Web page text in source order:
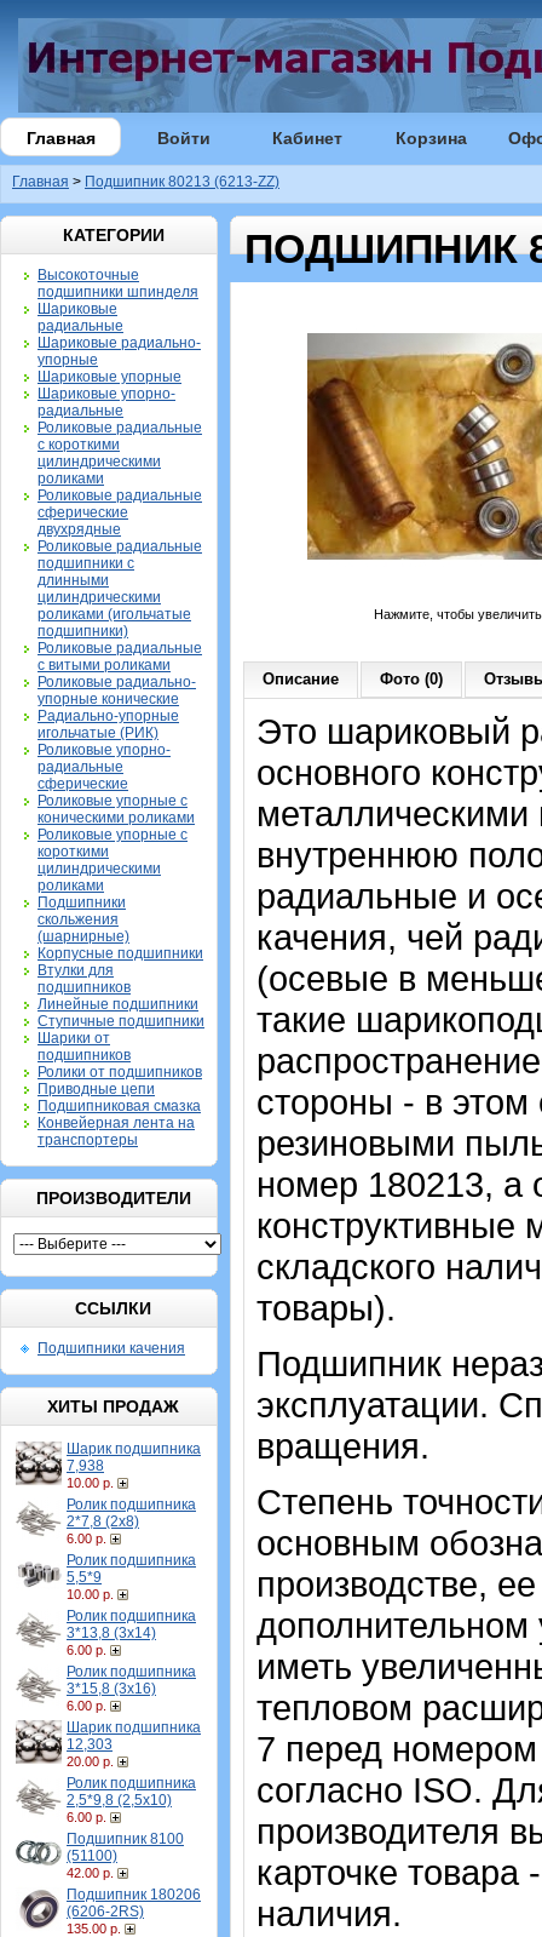
Главная Войти Кабинет Корзина
Главная > Подшипник 80213 (6213-ZZ)
КАТЕГОРИИ
Высокоточные
подшипники шпинделя
Шариковые
радиальные
Шариковые радиально-
упорные
Шариковые упорные
Шариковые упорно-
радиальные
Роликовые радиальные
с короткими
цилиндрическими
роликами
Роликовые радиальные
сферические
двухрядные
Роликовые радиальные
подшипники с
длинными
цилиндрическими
роликами (игольчатые
подшипники)
Роликовые радиальные
с витыми роликами
Роликовые радиально-
упорные конические
Радиально-упорные
игольчатые (РИК)
Роликовые упорно-
радиальные
сферические
Роликовые упорные с
коническими роликами
Роликовые упорные с
короткими
цилиндрическими
роликами
Подшипники
скольжения
(шарнирные)
Корпусные подшипники
Втулки для
подшипников
Линейные подшипники
Ступичные подшипники
Шарики от
подшипников
Ролики от подшипников
Приводные цепи
Подшипниковая смазка
Конвейерная лента на
транспортеры
ПРОИЗВОДИТЕЛИ
ССЫЛКИ
Подшипники качения
ХИТЫ ПРОДАЖ
Шарик подшипника
7,938
10.00 р.
Ролик подшипника
2*7,8 (2х8)
6.00 р.
Ролик подшипника
5,5*9
10.00 р.
Ролик подшипника
3*13,8 (3х14)
6.00 р.
Ролик подшипника
3*15,8 (3х16)
6.00 р.
Шарик подшипника
12,303
20.00 р.
Ролик подшипника
2,5*9,8 (2,5х10)
6.00 р.
Подшипник 8100
(51100)
42.00 р.
Подшипник 180206
(6206-2RS)
135.00 р.
ПОДШИПНИК
Нажмите, чтобы увеличить
Описание Фото (0)
Это шариковый
основного
внутреннюю
радиальные и
качения, чей
(осевые в
такие
стороны - в
резиновыми
номер 180213, а
конструктивные
складского
товары).
Подшипник
эксплуатации.
вращения.
Степень
основным
производстве,
иметь
тепловом
7 перед
согласно ISO.
производителя
карточке товара
наличия.